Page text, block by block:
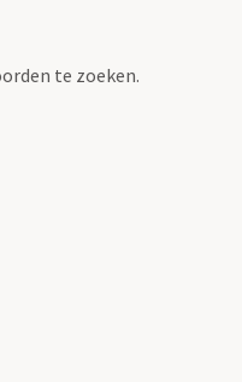
te zoeken.